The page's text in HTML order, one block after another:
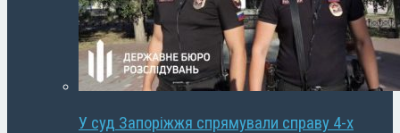
У суд Запоріжжя спрямували справу 4-х